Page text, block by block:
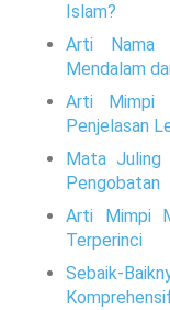
Islam?
Arti Nama
Mendalam
Arti Mimpi
Penjelasan
Mata Juling
Pengobatan
Arti Mimpi
Terperinci
Sebaik-